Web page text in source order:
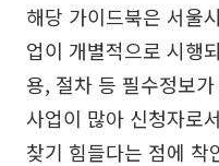
해당 가이드북은 서울
업이 개별적으로 시행
용, 절차 등 필수정보
사업이 많아 신청자로
찾기 힘들다는 점에 착